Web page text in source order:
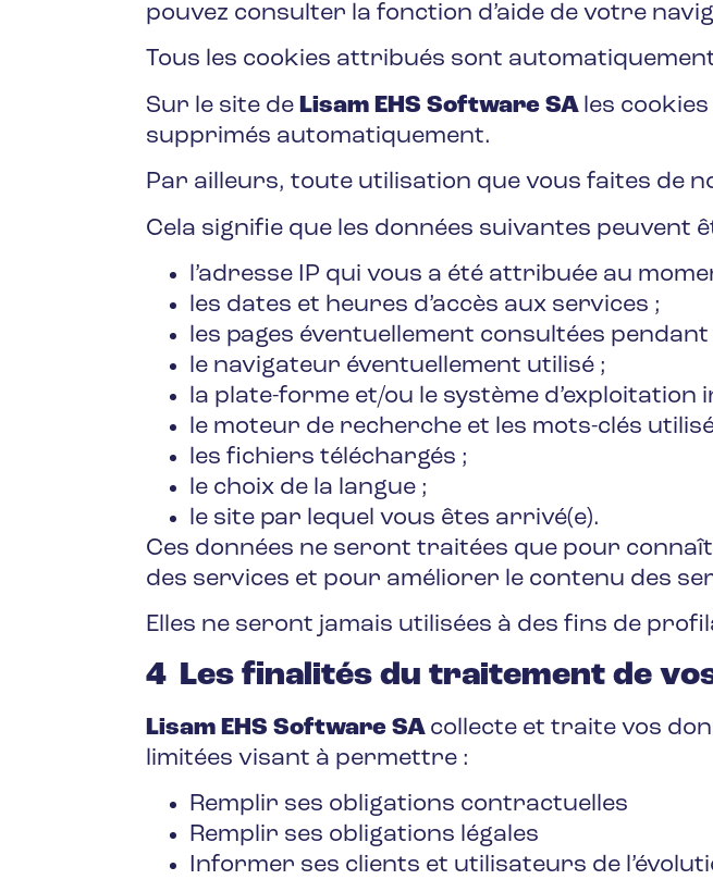
pouvez consulter la fonction d’aide de votre
Tous les cookies attribués sont
Sur le site deLisam EHS Software SA les
supprimés automatiquement.
Par ailleurs, toute utilisation que vous faites de
Cela signifie que les données suivantes peuvent
l’adresse IP qui vous a été attribuée au
les dates et heures d’accès aux services ;
les pages éventuellement consultées
le navigateur éventuellement utilisé ;
la plate-forme et/ou le système
le moteur de recherche et les mots-clés
les fichiers téléchargés ;
le choix de la langue ;
le site par lequel vous êtes arrivé(e).
Ces données ne seront traitées que pour
des services et pour améliorer le contenu des
Elles ne seront jamais utilisées à des fins de
4 Les finalités du traitement de
Lisam EHS Software SA collecte et traite vos
limitées visant à permettre :
Remplir ses obligations contractuelles
Remplir ses obligations légales
Informer ses clients et utilisateurs de